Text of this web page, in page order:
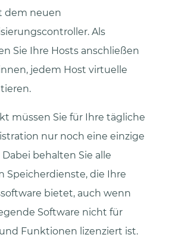
dem neuen
Als
Sie Ihre Hosts anschließen
jedem Host virtuelle
müssen Sie für Ihre tägliche
nur noch eine einzige
behalten Sie alle
Speicherdienste, die Ihre
bietet, auch wenn
Software nicht für
Funktionen lizenziert ist.